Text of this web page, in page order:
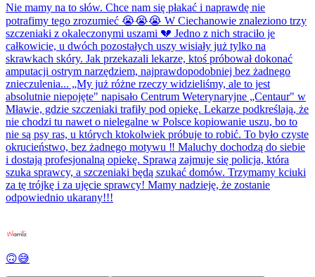
Nie mamy na to słów. Chce nam się płakać i naprawdę nie
potrafimy tego zrozumieć 😭😭😭 W Ciechanowie znaleziono trzy
szczeniaki z okaleczonymi uszami 💔 Jedno z nich straciło je
całkowicie, u dwóch pozostałych uszy wisiały już tylko na
skrawkach skóry. Jak przekazali lekarze, ktoś próbował dokonać
amputacji ostrym narzędziem, najprawdopodobniej bez żadnego
znieczulenia... „My już różne rzeczy widzieliśmy, ale to jest
absolutnie niepojęte" napisało Centrum Weterynaryjne „Centaur" w
Mławie, gdzie szczeniaki trafiły pod opiekę. Lekarze podkreślają, że
nie chodzi tu nawet o nielegalne w Polsce kopiowanie uszu, bo to
nie są psy ras, u których ktokolwiek próbuje to robić. To było czyste
okrucieństwo, bez żadnego motywu ‼️ Maluchy dochodzą do siebie
i dostają profesjonalną opiekę. Sprawą zajmuje się policja, która
szuka sprawcy, a szczeniaki będą szukać domów. Trzymamy kciuki
za tę trójkę i za ujęcie sprawcy! Mamy nadzieję, że zostanie
odpowiednio ukarany!!!
🙃😅